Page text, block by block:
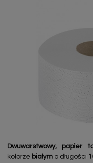
Dwuwarstwowy, papier
kolorze białym o długości